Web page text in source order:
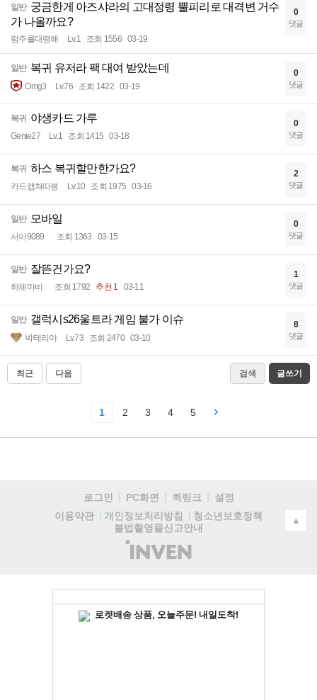
일반 궁금한게 아즈샤라의 고대정령 뿔피리로 대격변 거수
가 나올까요?
럼주를대령해 Lv.1 조회 1556 03-19
0
댓글
일반 복귀 유저라 팩 대여 받았는데
Omg3 Lv.76 조회 1422 03-19
0
댓글
복귀 야생카드 가루
Genie27 Lv.1 조회 1415 03-18
0
댓글
복귀 하스 복귀할만한가요?
카드캡쳐따봉 Lv.10 조회 1975 03-16
2
댓글
일반 모바일
서이9089 조회 1363 03-15
0
댓글
일반 잘뜬건가요?
하체마비 조회 1792 추천 1 03-11
1
댓글
일반 갤럭시s26울트라 게임 불가 이슈
박테리야 Lv.73 조회 2470 03-10
8
댓글
최근 다음 검색 글쓰기
1 2 3 4 5
로그인 PC화면 퀵링크
설정
이용약관
개인정보처리방침
청소년보호정책
불법촬영물신고안내
(주)
인
▲